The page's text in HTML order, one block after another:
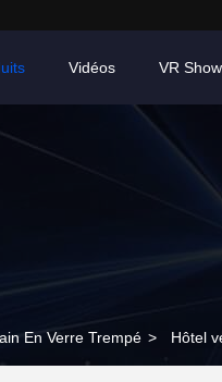
Vidéos VR Show
En Verre Trempé > Hôtel